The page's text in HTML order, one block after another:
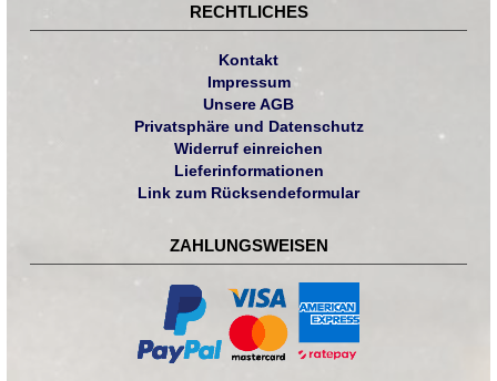
RECHTLICHES
Kontakt
Impressum
Unsere AGB
Privatsphäre und Datenschutz
Widerruf einreichen
Lieferinformationen
Link zum Rücksendeformular
ZAHLUNGSWEISEN